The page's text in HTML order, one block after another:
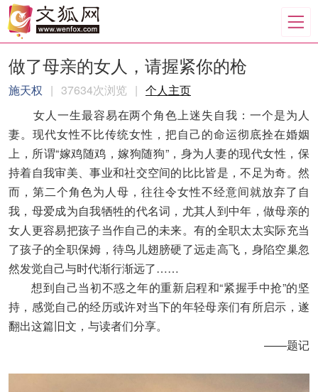
做了母亲的女人，请握紧你的枪
施天权 | 37634次浏览 | 个人主页
女人一生最容易在两个角色上迷失自我：一个是为人
妻。现代女性不比传统女性，把自己的命运彻底拴在婚姻
上，所谓“嫁鸡随鸡，嫁狗随狗”，身为人妻的现代女性，保
持着自我审美、事业和社交空间的比比皆是，不足为奇。然
而，第二个角色为人母，往往令女性不经意间就放弃了自
我，母爱成为自我牺牲的代名词，尤其人到中年，做母亲的
女人更容易把孩子当作自己的未来。有的全职太太实际充当
了孩子的全职保姆，待鸟儿翅膀硬了远走高飞，身陷空巢忽
然发觉自己与时代渐行渐远了……
想到自己当初不惑之年的重新启程和“紧握手中抢”的坚
持，感觉自己的经历或许对当下的年轻母亲们有所启示，遂
翻出这篇旧文，与读者们分享。
——题记